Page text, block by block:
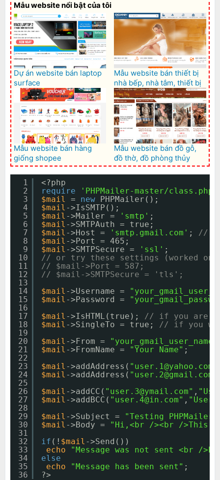
Mẫu website nổi bật của tôi
Dự án website bán laptop
surface
Mẫu website bán thiết bị
nhà bếp, nhà tắm, thiết bị
vệ sinh tuyệt đẹp
Mẫu website bán hàng
giống shopee
Mẫu website bán đồ gỗ,
đồ thờ, đồ phòng thủy
1
2
3
4
5
6
7
8
9
10
11
12
13
14
15
16
17
18
19
20
21
22
23
24
25
26
27
28
29
30
31
32
33
34
35
36
<?php
require
'PHPMailer-master/
$mail
= new PHPMailer();
$mail ->IsSMTP();
$mail ->Mailer = 'smtp' ;
$mail ->SMTPAuth = true;
$mail ->Host = 'smtp.gmail.com' ; //
$mail ->Port = 465;
$mail ->SMTPSecure = 'ssl' ;
// or try these settings (worked on
// $mail->Port = 587;
// $mail->SMTPSecure = 'tls';
$mail ->Username =
$mail ->Password =
$mail ->IsHTML(true); // if you are
$mail ->SingleTo = true; // if you
$mail ->From =
$mail ->FromName = "Your Name" ;
$mail ->addAddress( "user.1@yahoo.com"
$mail ->addAddress( "user.2@gmail.com"
$mail ->addCC( "user.3@ymail.com" ,
$mail ->addBCC( "user.4@in.com" , "User
$mail ->Subject =
"Testing
$mail ->Body =
"Hi,<br /><br />This
if (! $mail ->Send())
echo
"Message was not sent <br /
else
echo
"Message has been sent" ;
?>